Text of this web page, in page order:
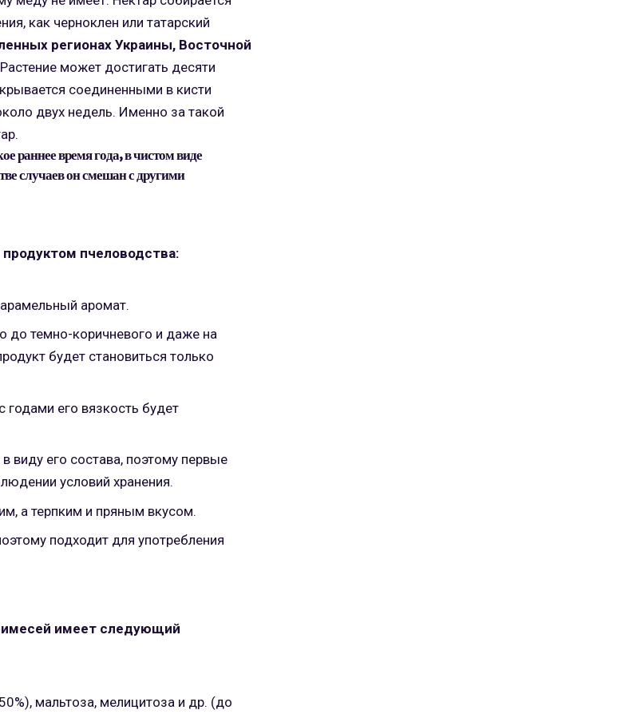
как черноклен или татарский
регионах Украины, Восточной
Растение может достигать десяти
соединенными в кисти
двух недель. Именно за такой
раннее время года, в чистом виде
случаев он смешан с другими
пчеловодства:
аромат.
до темно-коричневого и даже на
будет становиться только
годами его вязкость будет
виду его состава, поэтому первые
условий хранения.
а терпким и пряным вкусом.
подходит для употребления
имеет следующий
мальтоза, мелицитоза и др. (до